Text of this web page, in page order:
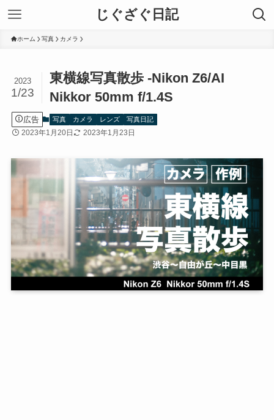
じぐざぐ日記
ホーム 写真 カメラ
東横線写真散歩 -Nikon Z6/AI
Nikkor 50mm f/1.4S
2023
1/23
広告 写真 カメラ レンズ 写真日記
2023年1月20日 2023年1月23日